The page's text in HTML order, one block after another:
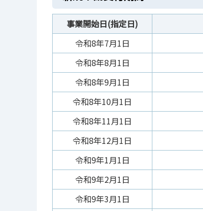
事業開始日(指定日)
令和8年7月1日
令和8年8月1日
令和8年9月1日
令和8年10月1日
令和8年11月1日
令和8年12月1日
令和9年1月1日
令和9年2月1日
令和9年3月1日